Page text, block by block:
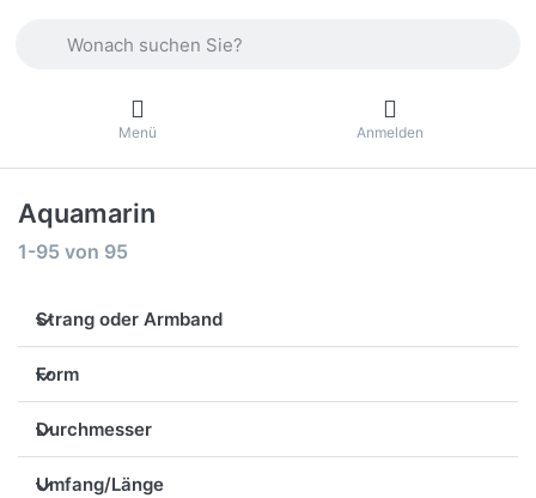
Menü Anmelden
Aquamarin
Suchergebnisse:
1-95 von 95
Strang oder Armband
Form
Durchmesser
Umfang/Länge